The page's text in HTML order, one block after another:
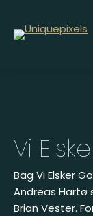
Vi
Bag Vi Elsker
Andreas Hartø
Brian Vester.